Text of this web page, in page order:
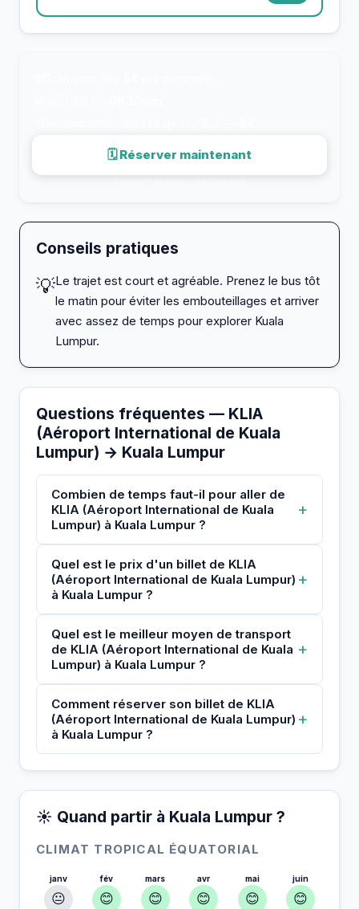
🗓 Réserver maintenant
Conseils pratiques
💡Le trajet est court et agréable. Prenez le bus tôt
le matin pour éviter les embouteillages et arriver
avec assez de temps pour explorer Kuala
Lumpur.
Questions fréquentes — KLIA
(Aéroport International de Kuala
Lumpur) → Kuala Lumpur
Combien de temps faut-il pour aller de
KLIA (Aéroport International de Kuala
Lumpur) à Kuala Lumpur ?
+
Quel est le prix d'un billet de KLIA
(Aéroport International de Kuala Lumpur)
à Kuala Lumpur ?
+
Quel est le meilleur moyen de transport
de KLIA (Aéroport International de Kuala
Lumpur) à Kuala Lumpur ?
+
Comment réserver son billet de KLIA
(Aéroport International de Kuala Lumpur)
à Kuala Lumpur ?
+
☀️ Quand partir à Kuala Lumpur ?
CLIMAT TROPICAL ÉQUATORIAL
janv
😐
fév
😊
mars
😊
avr
😊
mai
😊
juin
😊